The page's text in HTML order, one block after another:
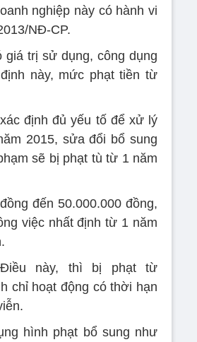
nghiệp này có hành vi
NĐ-CP.
trị sử dụng, công dụng
này, mức phạt tiền từ
định đủ yếu tố để xử lý
2015, sửa đổi bổ sung
sẽ bị phạt tù từ 1 năm
đến 50.000.000 đồng,
việc nhất định từ 1 năm
này, thì bị phạt từ
chỉ hoạt động có thời hạn
hình phạt bổ sung như